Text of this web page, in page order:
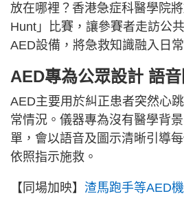
放在哪裡？香港急症科醫學院
Hunt」比賽，讓參賽者走訪公
AED設備，將急救知識融入日常
AED專為公眾設計 語
AED主要用於糾正患者突然心
常情況。儀器專為沒有醫學背
單，會以語音及圖示清晰引導
依照指示施救。
【同場加映】 渣馬跑手等AED